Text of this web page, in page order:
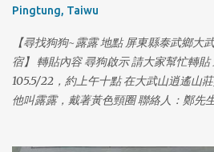
Pingtung, Taiwu
【尋找狗狗~露露 地點 屏東縣泰武鄉大
宿】 轉貼內容 尋狗啟示 請大家幫忙轉貼
105.5/22，約上午十點 在大武山逍遙山
他叫露露，戴著黃色頸圈 聯絡人：鄭先